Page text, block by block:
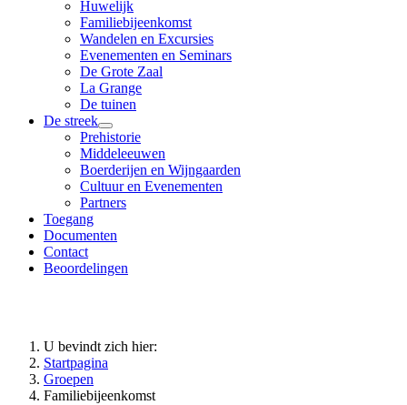
Huwelijk
Familiebijeenkomst
Wandelen en Excursies
Evenementen en Seminars
De Grote Zaal
La Grange
De tuinen
De streek
Prehistorie
Middeleeuwen
Boerderijen en Wijngaarden
Cultuur en Evenementen
Partners
Toegang
Documenten
Contact
Beoordelingen
U bevindt zich hier:
Startpagina
Groepen
Familiebijeenkomst